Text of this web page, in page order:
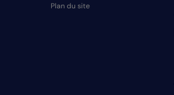
Plan du site